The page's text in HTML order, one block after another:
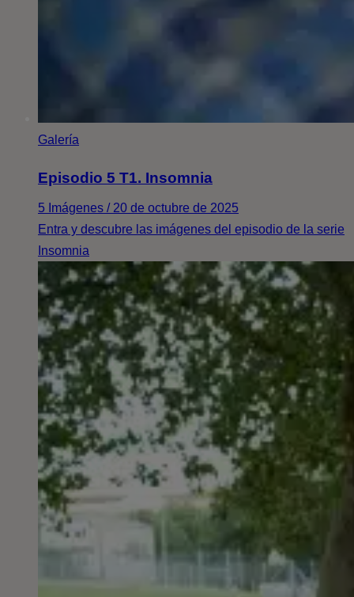
Galería
Episodio 5 T1. Insomnia
5 Imágenes / 20 de octubre de 2025
Entra y descubre las imágenes del episodio de la serie
Insomnia